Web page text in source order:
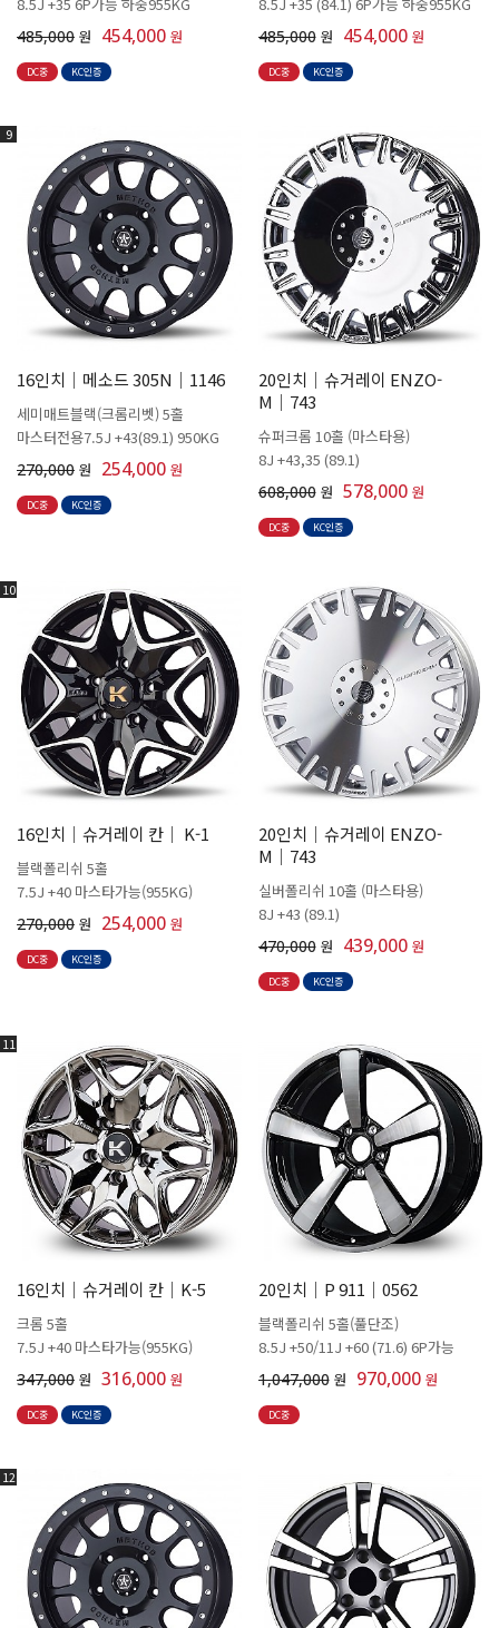
485,000 원 454,000 원
DC중 KC인증
485,000 원 454,000 원
DC중 KC인증
9
16인치│메소드 305N│1146
세미매트블랙(크롬리벳) 5홀
마스터전용7.5J +43(89.1) 950KG
270,000 원 254,000 원
DC중 KC인증
20인치│슈거레이 ENZO-
M│743
슈퍼크롬 10홀 (마스타용)
8J +43,35 (89.1)
608,000 원 578,000 원
DC중 KC인증
10
16인치│슈거레이 칸│ K-1
블랙폴리쉬 5홀
7.5J +40 마스타가능(955KG)
270,000 원 254,000 원
DC중 KC인증
20인치│슈거레이 ENZO-
M│743
실버폴리쉬 10홀 (마스타용)
8J +43 (89.1)
470,000 원 439,000 원
DC중 KC인증
11
16인치│슈거레이 칸│K-5
크롬 5홀
7.5J +40 마스타가능(955KG)
347,000 원 316,000 원
DC중 KC인증
20인치│P 911│0562
블랙폴리쉬 5홀(풀단조)
8.5J +50/11J +60 (71.6) 6P가능
1,047,000 원 970,000 원
DC중
12